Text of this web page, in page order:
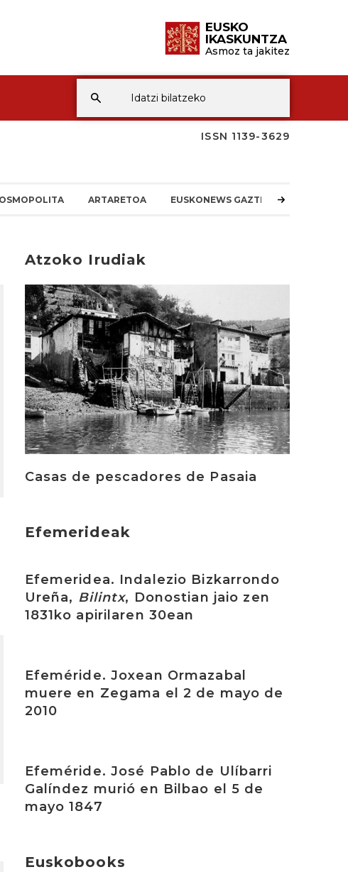
EUSKO
IKASKUNTZA
Asmoz ta jakitez
ISSN 1139-3629
ARTARETOA EUSKONEWS GAZTEA
Atzoko Irudiak
Casas de pescadores de Pasaia
Irakurri
Efemerideak
Efemeridea. Indalezio Bizkarrondo
Ureña, Bilintx, Donostian jaio zen
1831ko apirilaren 30ean
Efeméride. Joxean Ormazabal
muere en Zegama el 2 de mayo de
2010
Efeméride. José Pablo de Ulíbarri
Galíndez murió en Bilbao el 5 de
mayo 1847
Euskobooks